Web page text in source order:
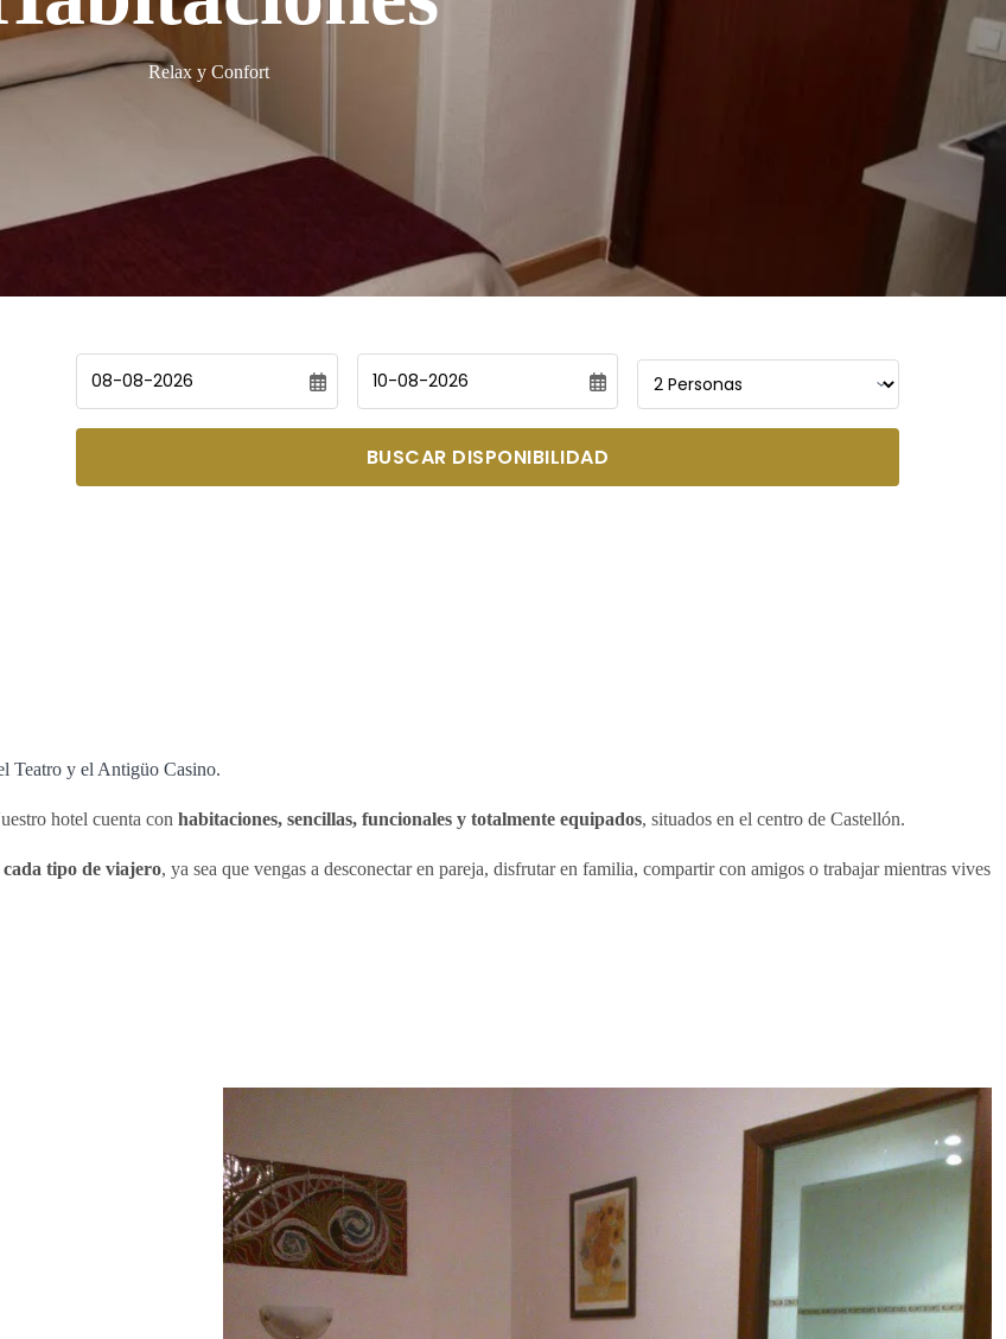
Relax y Confort
BUSCAR DISPONIBILIDAD
Teatro y el Antigüo Casino.
hotel cuenta con habitaciones, sencillas, funcionales y totalmente equipados, situados en el centro de Castellón.
cada tipo de viajero, ya sea que vengas a desconectar en pareja, disfrutar en familia, compartir con amigos o trabajar mientras vives